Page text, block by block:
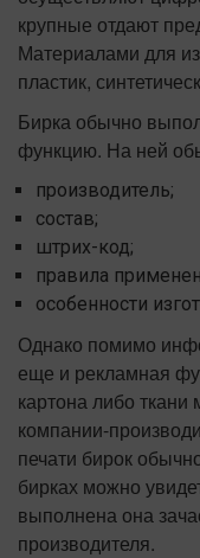
крупные отдают
Материалами для
пластик,
Бирка обычно
функцию. На ней
производитель;
состав;
штрих-код;
правила
особенности
Однако помимо
еще и рекламная
картона либо ткани
компании-
печати бирок
бирках можно
выполнена она
производителя.